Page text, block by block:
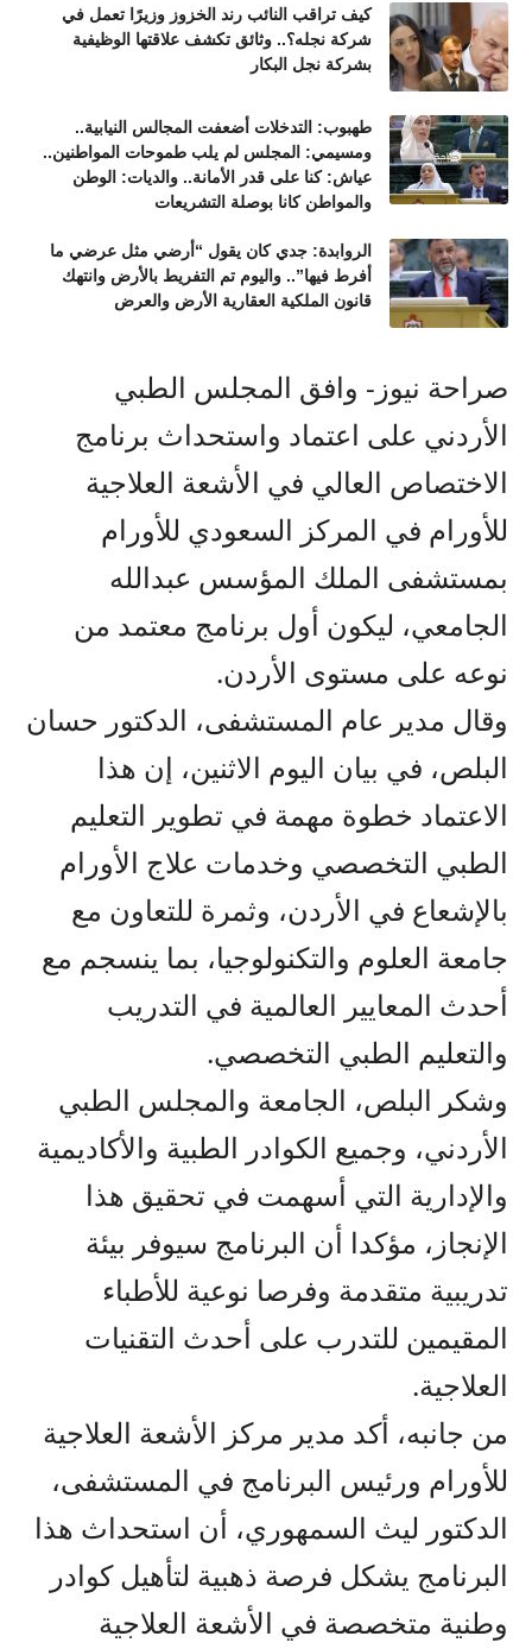
كيف تراقب النائب رند الخزوز وزيرًا تعمل في
شركة نجله؟.. وثائق تكشف علاقتها الوظيفية
بشركة نجل البكار
طهبوب: التدخلات أضعفت المجالس النيابية..
ومسيمي: المجلس لم يلب طموحات المواطنين..
عياش: كنا على قدر الأمانة.. والديات: الوطن
والمواطن كانا بوصلة التشريعات
الروابدة: جدي كان يقول “أرضي مثل عرضي ما
أفرط فيها”.. واليوم تم التفريط بالأرض وانتهك
قانون الملكية العقارية الأرض والعرض
صراحة نيوز- وافق المجلس الطبي
الأردني على اعتماد واستحداث برنامج
الاختصاص العالي في الأشعة العلاجية
للأورام في المركز السعودي للأورام
بمستشفى الملك المؤسس عبدالله
الجامعي، ليكون أول برنامج معتمد من
نوعه على مستوى الأردن.
وقال مدير عام المستشفى، الدكتور حسان
البلص، في بيان اليوم الاثنين، إن هذا
الاعتماد خطوة مهمة في تطوير التعليم
الطبي التخصصي وخدمات علاج الأورام
بالإشعاع في الأردن، وثمرة للتعاون مع
جامعة العلوم والتكنولوجيا، بما ينسجم مع
أحدث المعايير العالمية في التدريب
والتعليم الطبي التخصصي.
وشكر البلص، الجامعة والمجلس الطبي
الأردني، وجميع الكوادر الطبية والأكاديمية
والإدارية التي أسهمت في تحقيق هذا
الإنجاز، مؤكدا أن البرنامج سيوفر بيئة
تدريبية متقدمة وفرصا نوعية للأطباء
المقيمين للتدرب على أحدث التقنيات
العلاجية.
من جانبه، أكد مدير مركز الأشعة العلاجية
للأورام ورئيس البرنامج في المستشفى،
الدكتور ليث السمهوري، أن استحداث هذا
البرنامج يشكل فرصة ذهبية لتأهيل كوادر
وطنية متخصصة في الأشعة العلاجية